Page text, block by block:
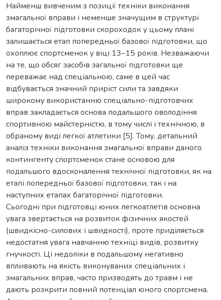
Найменш вивченим з позиції техніки виконання
змагальної вправи і неменше значущим в структурі
багаторічної підготовки скороходок у цьому плані
залишається етап попередньої базової підготовки, що
охоплює спортсменок у віці 13–15 років. Незважаючи
на те, що обсяг засобів загальної підготовки ще
переважає над спеціальною, саме в цей час
відбувається значний приріст сили та завдяки
широкому використанню спеціально-підготовчих
вправ закладається основа подальшого оволодіння
спортивною майстерністю, в тому числі і технічною, в
обраному виді легкої атлетики [5]. Тому, детальний
аналіз техніки виконання змагальної вправи даного
контингенту спортсменок стане основою для
подальшого вдосконалення технічної підготовки, як на
етапі попередньої базової підготовки, так і на
наступних етапах багаторічної підготовки.
Сьогодні при підготовці юних легкоатлетів основна
увага звертається на розвиток фізичних якостей
(швидкісно-силових і швидкості), проте приділяється
недостатня увага навчанню техніці видів, розвитку
гнучкості. Ці недоліки в подальшому негативно
впливають на якість виконуваних спеціальних і
змагальних вправ, часто призводять до травм і не
дають розкрити повний потенціал юного спортсмена.